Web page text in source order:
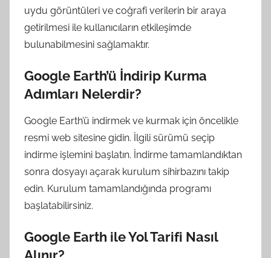
uydu görüntüleri ve coğrafi verilerin bir araya
getirilmesi ile kullanıcıların etkileşimde
bulunabilmesini sağlamaktır.
Google Earth’ü İndirip Kurma
Adımları Nelerdir?
Google Earth’ü indirmek ve kurmak için öncelikle
resmi web sitesine gidin. İlgili sürümü seçip
indirme işlemini başlatın. İndirme tamamlandıktan
sonra dosyayı açarak kurulum sihirbazını takip
edin. Kurulum tamamlandığında programı
başlatabilirsiniz.
Google Earth ile Yol Tarifi Nasıl